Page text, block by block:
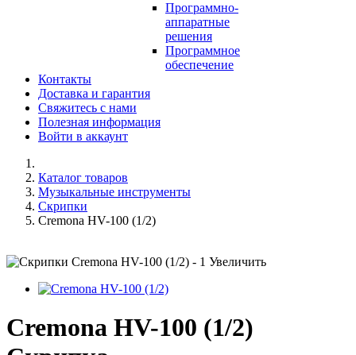
Программно-
аппаратные
решения
Программное
обеспечение
Контакты
Доставка и гарантия
Свяжитесь с нами
Полезная информация
Войти в аккаунт
Каталог товаров
Музыкальные инструменты
Скрипки
Cremona HV-100 (1/2)
Увеличить
Cremona HV-100 (1/2)